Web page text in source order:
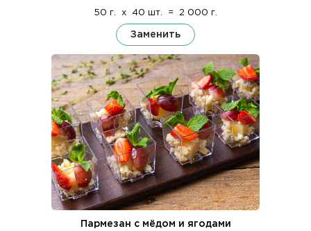
50 г. x 40 шт. = 2 000 г.
Заменить
Пармезан с мёдом и ягодами